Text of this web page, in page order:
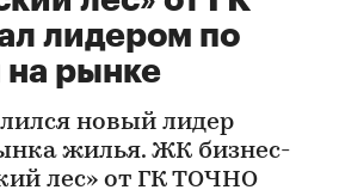
лидером по
рынке
новый лидер
жилья. ЖК бизнес-
лес» от ГК ТОЧНО